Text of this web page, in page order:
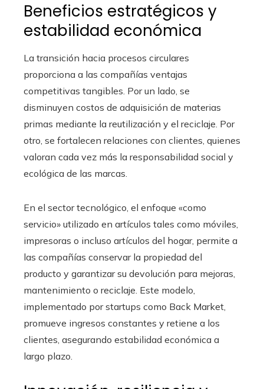
Beneficios estratégicos y
estabilidad económica
La transición hacia procesos circulares
proporciona a las compañías ventajas
competitivas tangibles. Por un lado, se
disminuyen costos de adquisición de materias
primas mediante la reutilización y el reciclaje. Por
otro, se fortalecen relaciones con clientes, quienes
valoran cada vez más la responsabilidad social y
ecológica de las marcas.
En el sector tecnológico, el enfoque «como
servicio» utilizado en artículos tales como móviles,
impresoras o incluso artículos del hogar, permite a
las compañías conservar la propiedad del
producto y garantizar su devolución para mejoras,
mantenimiento o reciclaje. Este modelo,
implementado por startups como Back Market,
promueve ingresos constantes y retiene a los
clientes, asegurando estabilidad económica a
largo plazo.